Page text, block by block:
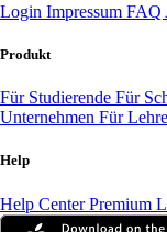
Login Impressum FAQ
Produkt
Für Studierende Für
Unternehmen Für
Help
Help CenterPremium